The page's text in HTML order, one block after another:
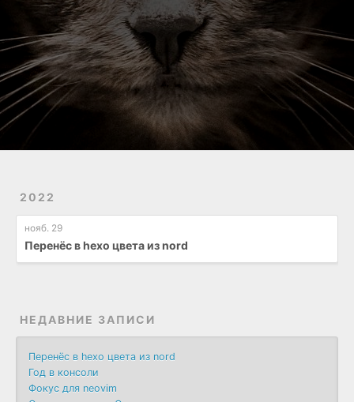
2022
нояб. 29
Перенёс в hexo цвета из nord
НЕДАВНИЕ ЗАПИСИ
Перенёс в hexo цвета из nord
Год в консоли
Фокус для neovim